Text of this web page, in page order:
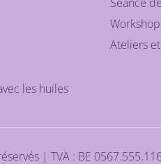
les huiles
Ateliers
| TVA : BE